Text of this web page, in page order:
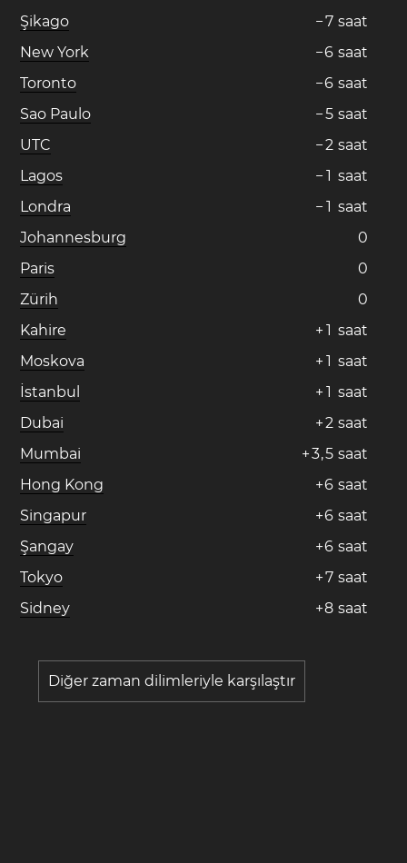
Şikago
−7 saat
New York
−6 saat
Toronto
−6 saat
Sao Paulo
−5 saat
UTC
−2 saat
Lagos
− 1 saat
Londra
− 1 saat
Johannesburg
0
Paris
0
Zürih
0
Kahire
+ 1 saat
Moskova
+ 1 saat
İstanbul
+ 1 saat
Dubai
+2 saat
Mumbai
+3,5 saat
Hong Kong
+6 saat
Singapur
+6 saat
Şangay
+6 saat
Tokyo
+7 saat
Sidney
+8 saat
Diğer zaman dilimleriyle karşılaştır